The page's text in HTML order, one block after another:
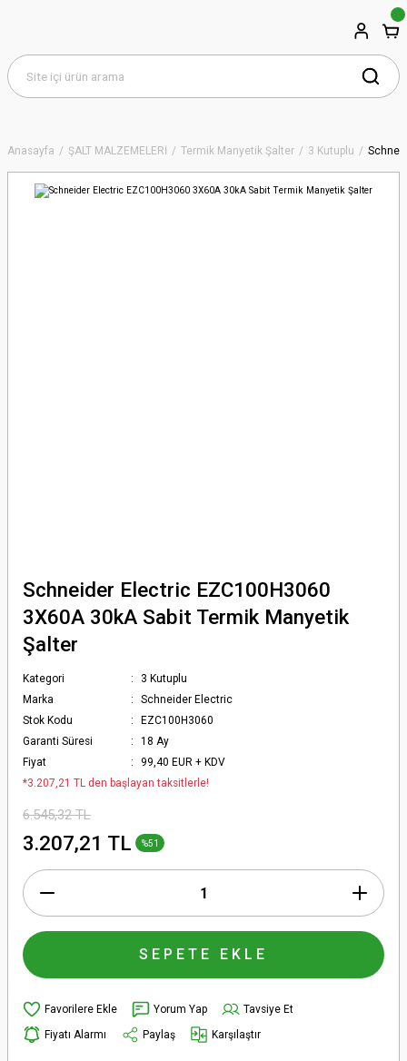
Anasayfa ŞALT MALZEMELERİ Termik Manyetik Şalter 3 Kutuplu
Schneider Electric EZC100H3060
3X60A 30kA Sabit Termik Manyetik
Şalter
Kategori
3 Kutuplu
Marka
Schneider Electric
Stok Kodu
EZC100H3060
Garanti Süresi
18 Ay
Fiyat
99,40 EUR + KDV
*3.207,21 TL den başlayan taksitlerle!
6.545,32 TL
3.207,21 TL %51
SEPETE EKLE
Yorum Yap
Tavsiye Et
Fiyatı Alarmı
Paylaş Karşılaştır